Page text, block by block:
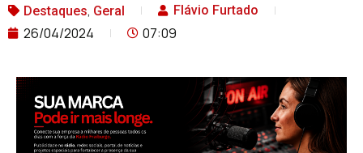
Destaques, Geral Flávio Furtado
26/04/2024 07:09